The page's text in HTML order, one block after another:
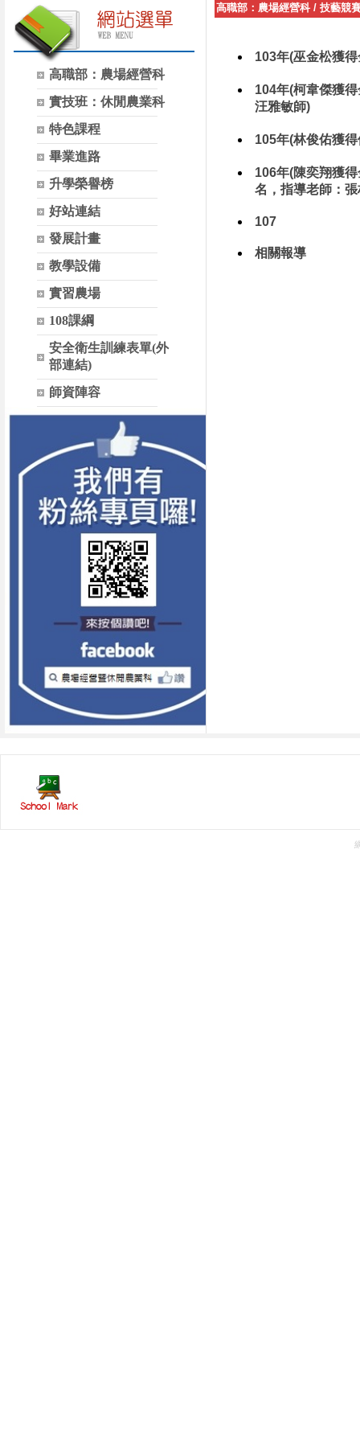
高職部：農場經營科
實技班：休閒農業科
特色課程
畢業進路
升學榮譽榜
好站連結
發展計畫
教學設備
實習農場
108課綱
安全衛生訓練表單(外
部連結)
師資陣容
高職部：農場經營科 / 技藝競
103年(巫金松獲
104年(柯韋傑獲
汪雅敏師)
105年(林俊佑獲
106年(陳奕翔獲
名，指導老師：
107
相關報導